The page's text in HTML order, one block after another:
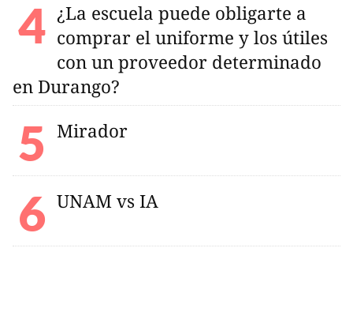
¿La escuela puede obligarte a
comprar el uniforme y los útiles
con un proveedor determinado
en Durango?
Mirador
UNAM vs IA